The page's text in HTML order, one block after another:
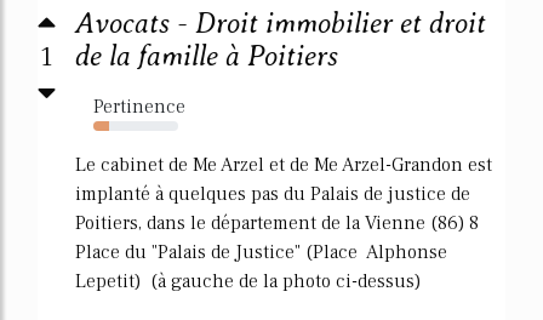
1
Avocats - Droit immobilier et droit
de la famille à Poitiers
Pertinence
19%
Le cabinet de Me Arzel et de Me Arzel-Grandon est
implanté à quelques pas du Palais de justice de
Poitiers, dans le département de la Vienne (86) 8
Place du "Palais de Justice" (Place Alphonse
Lepetit) (à gauche de la photo ci-dessus)